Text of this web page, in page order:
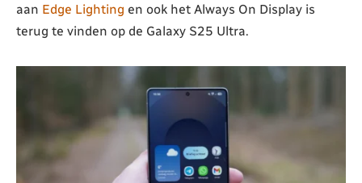
aan Edge Lighting en ook het Always On Display is
terug te vinden op de Galaxy S25 Ultra.